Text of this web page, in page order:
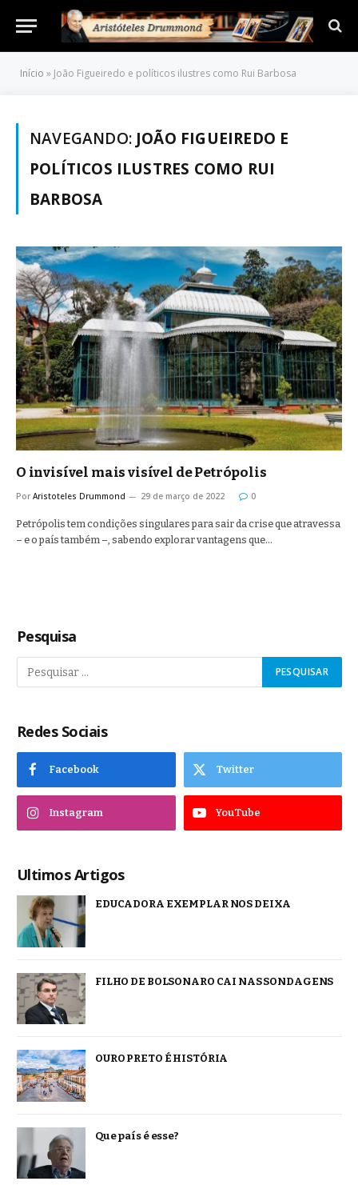
Início » João Figueiredo e políticos ilustres como Rui Barbosa
NAVEGANDO: JOÃO FIGUEIREDO E
POLÍTICOS ILUSTRES COMO RUI
BARBOSA
O invisível mais visível de Petrópolis
Por Aristoteles Drummond 29 de março de 2022 0
Petrópolis tem condições singulares para sair da crise que atravessa
– e o país também –, sabendo explorar vantagens que…
Pesquisa
Redes Sociais
Facebook Twitter
Instagram YouTube
Ultimos Artigos
EDUCADORA EXEMPLAR NOS DEIXA
FILHO DE BOLSONARO CAI NAS SONDAGENS
OURO PRETO É HISTÓRIA
Que país é esse?